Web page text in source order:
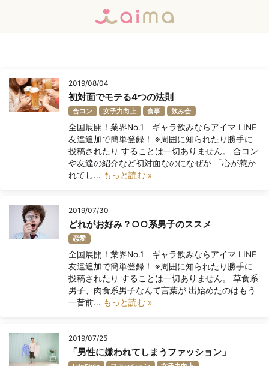
2019/08/04
初対面でモテる4つの法則
合コン 女子力向上 食事 飲み会
全国展開！業界No.1 ギャラ飲みならアイマ LINE
友達追加で簡単登録！ ※周囲に知られたり勝手に
投稿されたり することは一切ありません。 合コン
や友達の紹介など初対面なのになぜか 「心が惹か
れてし... もっと読む »
2019/07/30
どれがお好み？○○系男子のススメ
恋愛
全国展開！業界No.1 ギャラ飲みならアイマ LINE
友達追加で簡単登録！ ※周囲に知られたり勝手に
投稿されたり することは一切ありません。 草食系
男子、肉食系男子なんて言葉が 出始めたのはもう
一昔前... もっと読む »
2019/07/25
「男性に嫌われてしまうファッション」